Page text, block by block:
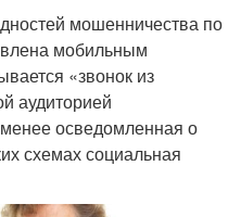
мошенничества по
мобильным
«звонок из
аудиторией
осведомленная о
схемах социальная